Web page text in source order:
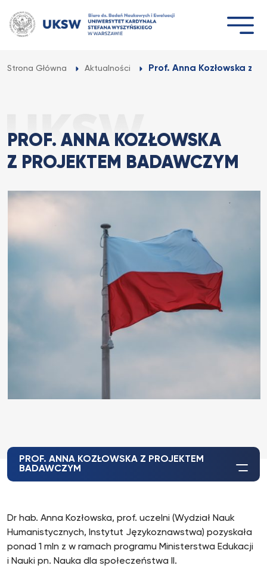
do
treści
Strona Główna Aktualności Prof. Anna Kozłowska z
PROF. ANNA KOZŁOWSKA
Z PROJEKTEM BADAWCZYM
PROF. ANNA KOZŁOWSKA Z PROJEKTEM
BADAWCZYM
Dr hab. Anna Kozłowska, prof. uczelni (Wydział Nauk
Humanistycznych, Instytut Językoznawstwa) pozyskała
ponad 1 mln z w ramach programu Ministerstwa Edukacji
i Nauki pn. Nauka dla społeczeństwa II.